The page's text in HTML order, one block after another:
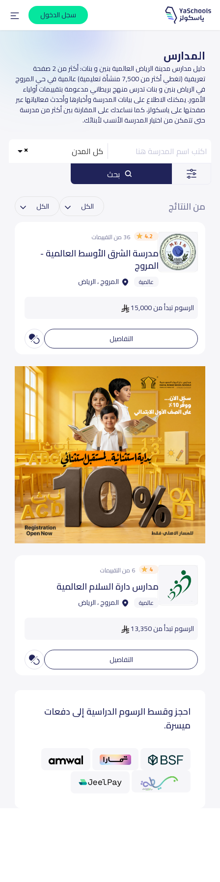
سجل الدخول
المدارس
دليل مدارس مدينة الرياض العالمية بنين و بنات: أكثر من 2 صفحة
تعريفية (تغطي أكثر من 7,500 منشأة تعليمية) عالمية في حي المروج
في الرياض بنين و بنات تدرس منهج بريطاني مدعومة بتقييمات أولياء
الأمور. يمكنك الاطلاع على بيانات المدرسة وأخبارها وأحدث فعالياتها عبر
صفحتها على ياسكولز، كما نساعدك على المقارنة بين أكثر من مدرسة
حتى تتمكن من اختيار المدرسة الأنسب لأبنائك.
كل المدن
من النتائج
4.2 36 من التقييمات
مدرسة الشرق الأوسط العالمية -
المروج
عالمية المروج ، الرياض
الرسوم تبدأ من 15,000
التفاصيل
4 6 من التقييمات
مدارس دارة السلام العالمية
عالمية المروج ، الرياض
الرسوم تبدأ من 13,350
التفاصيل
احجز وقسط الرسوم الدراسية إلى دفعات
ميسرة.